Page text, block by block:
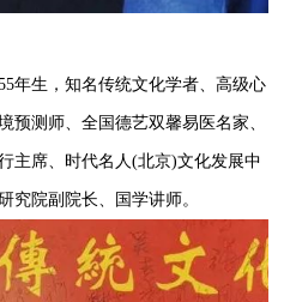
年生，知名传统文化学者、高级心
预测师、全国德艺双馨易医名家、
主席、时代名人(北京)文化发展中
究院副院长、国学讲师。